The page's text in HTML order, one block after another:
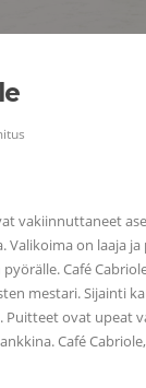
vakiinnuttaneet
on laaja ja
Café
mestari. Sijainti
Puitteet ovat upeat
Café